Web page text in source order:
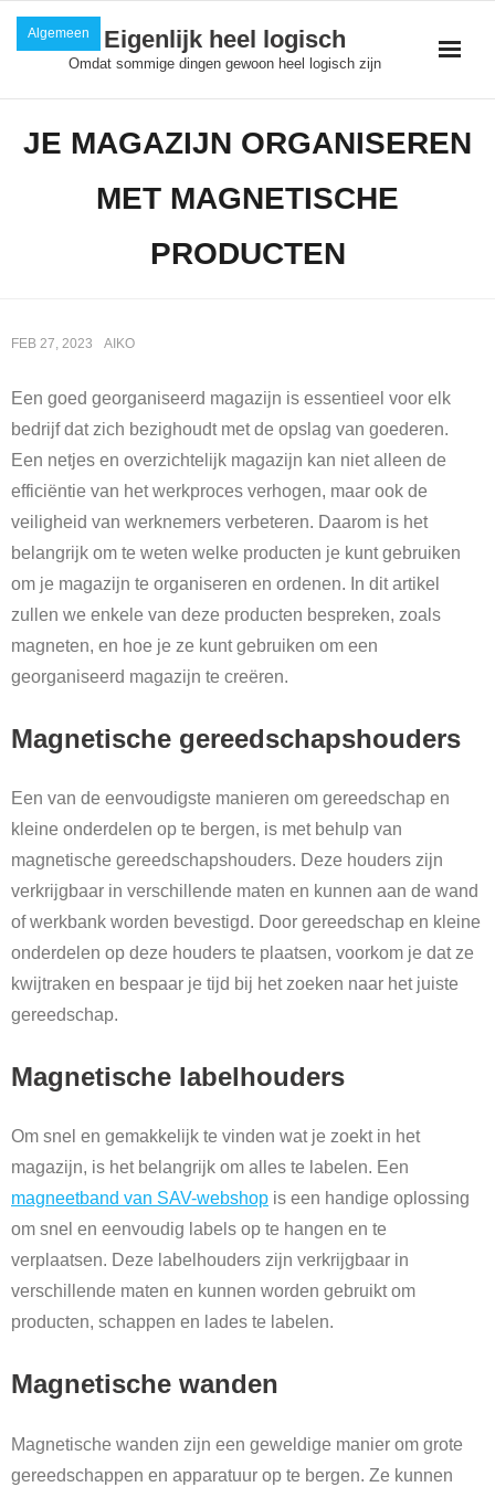
Skip
Eigenlijk heel logisch
Omdat sommige dingen gewoon heel logisch zijn
JE MAGAZIJN ORGANISEREN
MET MAGNETISCHE
PRODUCTEN
FEB 27, 2023 AIKO
Algemeen
Een goed georganiseerd magazijn is essentieel voor elk
bedrijf dat zich bezighoudt met de opslag van goederen.
Een netjes en overzichtelijk magazijn kan niet alleen de
efficiëntie van het werkproces verhogen, maar ook de
veiligheid van werknemers verbeteren. Daarom is het
belangrijk om te weten welke producten je kunt gebruiken
om je magazijn te organiseren en ordenen. In dit artikel
zullen we enkele van deze producten bespreken, zoals
magneten, en hoe je ze kunt gebruiken om een
georganiseerd magazijn te creëren.
Magnetische gereedschapshouders
Een van de eenvoudigste manieren om gereedschap en
kleine onderdelen op te bergen, is met behulp van
magnetische gereedschapshouders. Deze houders zijn
verkrijgbaar in verschillende maten en kunnen aan de wand
of werkbank worden bevestigd. Door gereedschap en kleine
onderdelen op deze houders te plaatsen, voorkom je dat ze
kwijtraken en bespaar je tijd bij het zoeken naar het juiste
gereedschap.
Magnetische labelhouders
Om snel en gemakkelijk te vinden wat je zoekt in het
magazijn, is het belangrijk om alles te labelen. Een
magneetband van SAV-webshop is een handige oplossing
om snel en eenvoudig labels op te hangen en te
verplaatsen. Deze labelhouders zijn verkrijgbaar in
verschillende maten en kunnen worden gebruikt om
producten, schappen en lades te labelen.
Magnetische wanden
Magnetische wanden zijn een geweldige manier om grote
gereedschappen en apparatuur op te bergen. Ze kunnen